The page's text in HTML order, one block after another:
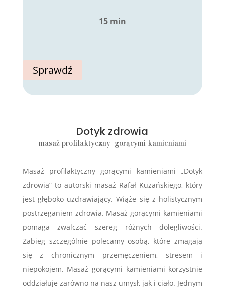
15 min
Sprawdź
Dotyk zdrowia
masaż profilaktyczny gorącymi kamieniami
Masaż profilaktyczny gorącymi kamieniami „Dotyk
zdrowia” to autorski masaż Rafał Kuzańskiego, który
jest głęboko uzdrawiający. Wiąże się z holistycznym
postrzeganiem zdrowia. Masaż gorącymi kamieniami
pomaga zwalczać szereg różnych dolegliwości.
Zabieg szczególnie polecamy osobą, które zmagają
się z chronicznym przemęczeniem, stresem i
niepokojem. Masaż gorącymi kamieniami korzystnie
oddziałuje zarówno na nasz umysł, jak i ciało. Jednym